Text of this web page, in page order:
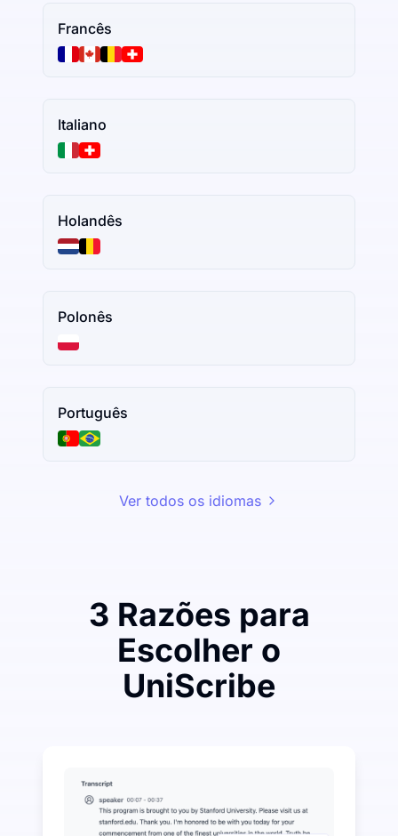
Francês
Italiano
Holandês
Polonês
Português
Ver todos os idiomas
3 Razões para
Escolher o
UniScribe
UniScribe oferece 120 minutos de transcrição
Mais Recursos de IA Disponíveis Além de Áudio
Gere automaticamente resumos, mapas mentais